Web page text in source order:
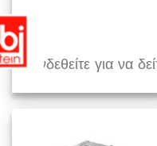
Συνδεθείτε για να